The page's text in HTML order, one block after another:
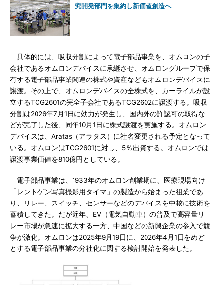
究開発部門を集約し新価値創造へ
具体的には、吸収分割によって電子部品事業を、オムロンの子
会社であるオムロンデバイスに承継させ、オムロングループで保
有する電子部品事業関連の株式や資産などもオムロンデバイスに
譲渡。その上で、オムロンデバイスの全株式を、カーライルが設
立するTCG2601の完全子会社であるTCG2602に譲渡する。吸収
分割は2026年7月1日に効力が発生し、国内外の許認可の取得な
どが完了した後、同年10月1日に株式譲渡を実施する。オムロン
デバイスは、Aratas（アラタス）に社名変更される予定となって
いる。オムロンはTCG2601に対し、5％出資する。オムロンでは
譲渡事業価値を810億円としている。
電子部品事業は、1933年のオムロン創業期に、医療現場向け
「レントゲン写真撮影用タイマ」の製造から始まった祖業であ
り、リレー、スイッチ、センサーなどのデバイスを中核に技術を
蓄積してきた。だが近年、EV（電気自動車）の普及で高容量リ
レー市場が急速に拡大する一方、中国などの新興企業の参入で競
争が激化。オムロンは2025年9月19日に、2026年4月1日をめど
とする電子部品事業の分社化に関する検討開始を発表した。